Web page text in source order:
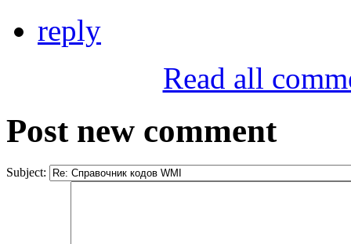
reply
Read all
Post new comment
Subject: